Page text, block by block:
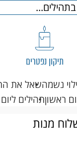
תיקון נפטרים
נשמהשאל את
ראשוןתהילים
מנות